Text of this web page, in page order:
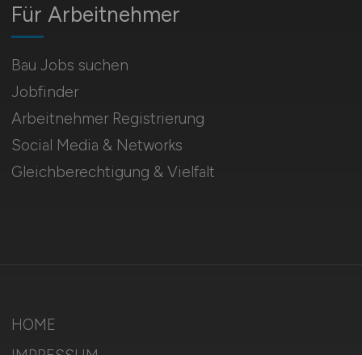
Für Arbeitnehmer
Bau Jobs suchen
Jobfinder
Arbeitnehmer Registrierung
Social Media & Networks
Gleichberechtigung & Vielfalt
HOME